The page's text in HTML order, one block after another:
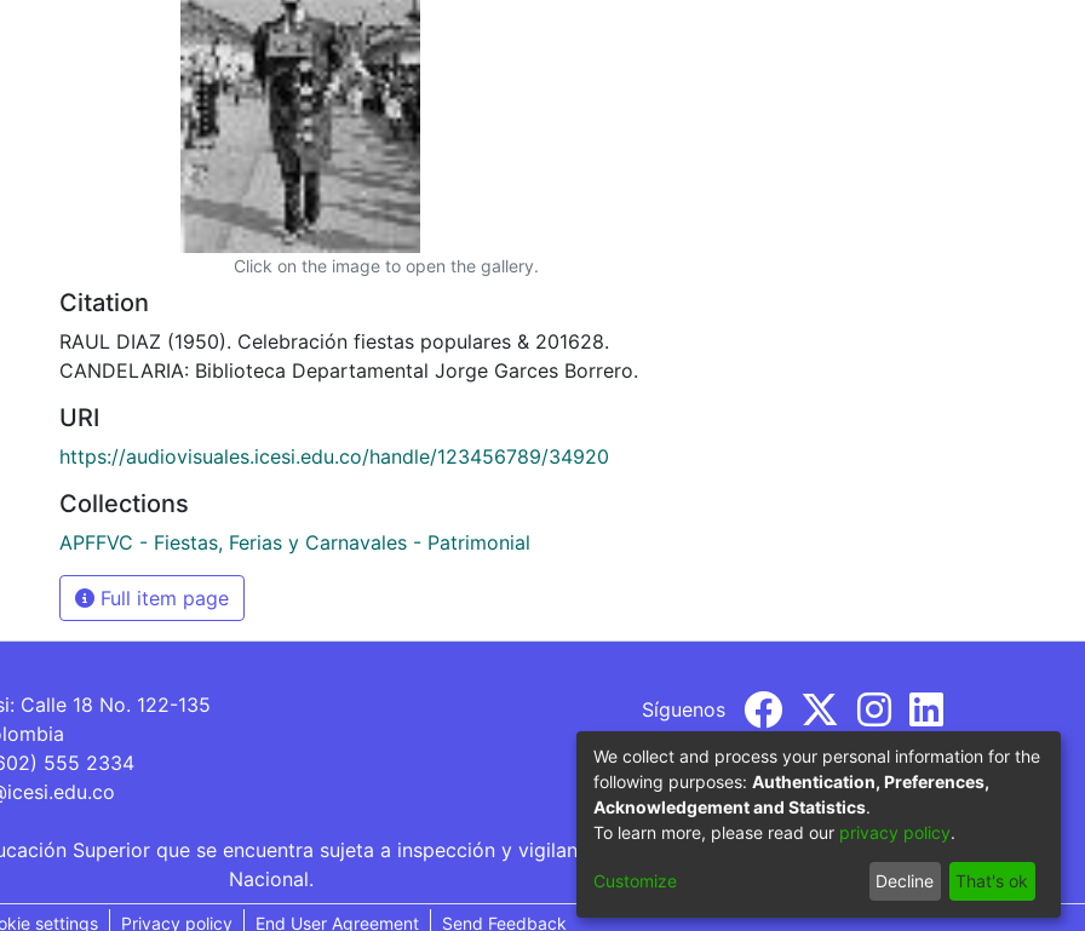
Click on the image to open the gallery.
Citation
RAUL DIAZ (1950). Celebración fiestas populares & 201628.
CANDELARIA: Biblioteca Departamental Jorge Garces Borrero.
URI
https://audiovisuales.icesi.edu.co/handle/123456789/34920
Collections
APFFVC - Fiestas, Ferias y Carnavales - Patrimonial
Full item page
Calle 18 No. 122-135
555 2334
Síguenos
Superior que se encuentra sujeta a inspección y vigilancia por parte del Ministerio de Educación
Nacional.
settings Privacy policy End User Agreement Send Feedback
We collect and process your personal information for the
following purposes: Authentication, Preferences,
Acknowledgement and Statistics.
To learn more, please read our privacy policy.
Customize Decline That's ok